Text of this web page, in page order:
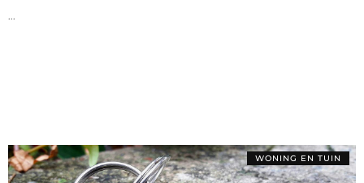
...
WONING EN TUIN